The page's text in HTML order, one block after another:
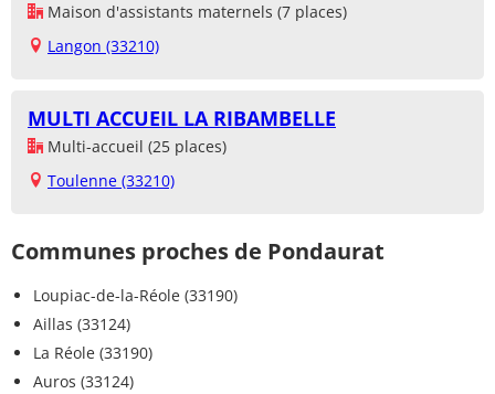
Maison d'assistants maternels (7 places)
Langon (33210)
MULTI ACCUEIL LA RIBAMBELLE
Multi-accueil (25 places)
Toulenne (33210)
Communes proches de Pondaurat
Loupiac-de-la-Réole (33190)
Aillas (33124)
La Réole (33190)
Auros (33124)